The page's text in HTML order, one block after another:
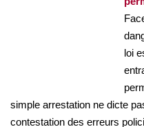
loi
simple arrestation ne dicte
contestation des erreurs